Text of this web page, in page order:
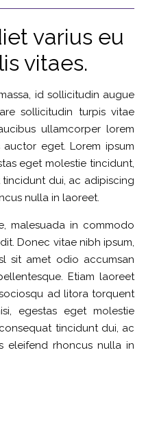
varius eu
vitaes.
id sollicitudin augue
sollicitudin turpis vitae
ullamcorper lorem
eget. Lorem ipsum
eget molestie tincidunt,
tincidunt dui, ac adipiscing
nulla in laoreet.
malesuada in commodo
Donec vitae nibh ipsum,
sit amet odio accumsan
Etiam laoreet
ad litora torquent
egestas eget molestie
tincidunt dui, ac
eleifend rhoncus nulla in